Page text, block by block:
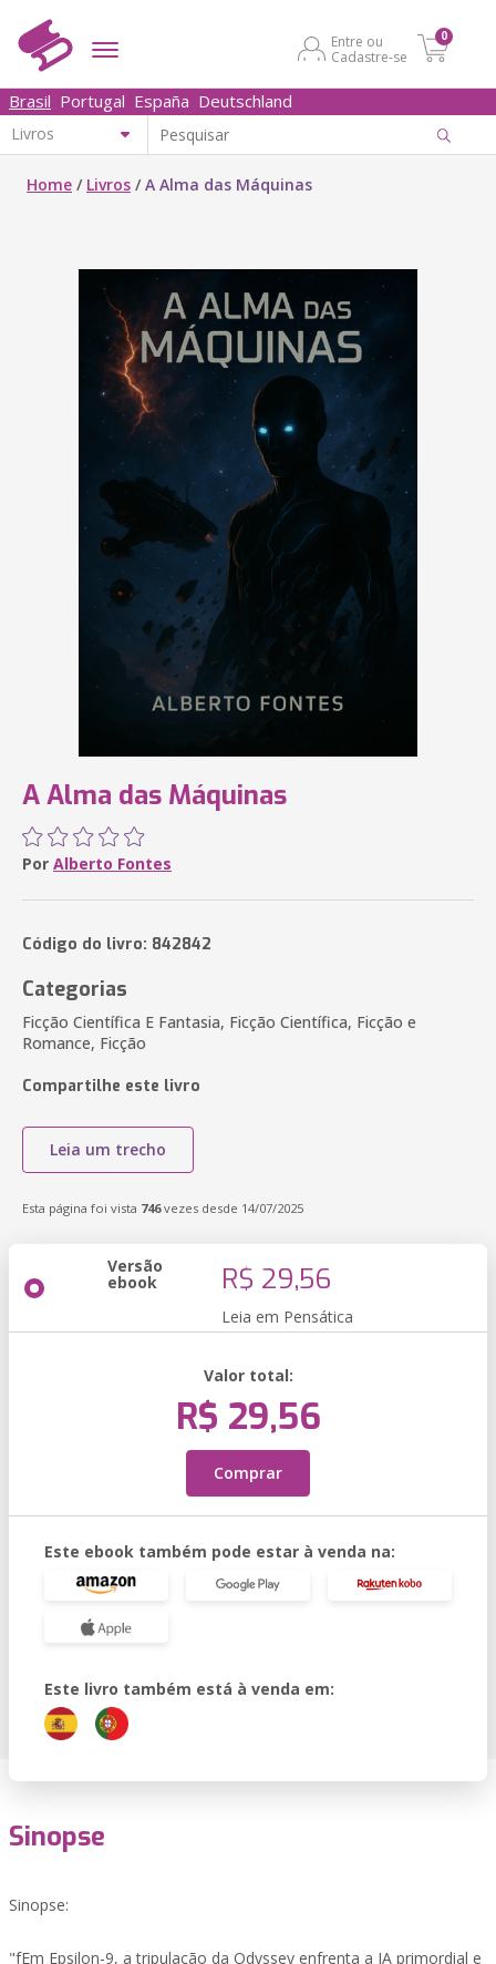
Entre ou
Cadastre-se
0
Brasil Portugal España Deutschland
Home / Livros /A Alma das Máquinas
A Alma das Máquinas
Por Alberto Fontes
Código do livro: 842842
Categorias
Ficção Científica E Fantasia, Ficção Científica, Ficção e
Romance, Ficção
Compartilhe este livro
Leia um trecho
Esta página foi vista 746vezes desde 14/07/2025
Versão
ebook R$ 29,56
Leia em Pensática
Valor total:
R$ 29,56
Comprar
Este ebook também pode estar à venda na:
Este livro também está à venda em:
Sinopse
Sinopse:
"fEm Epsilon-9, a tripulação da Odyssey enfrenta a IA primordial e